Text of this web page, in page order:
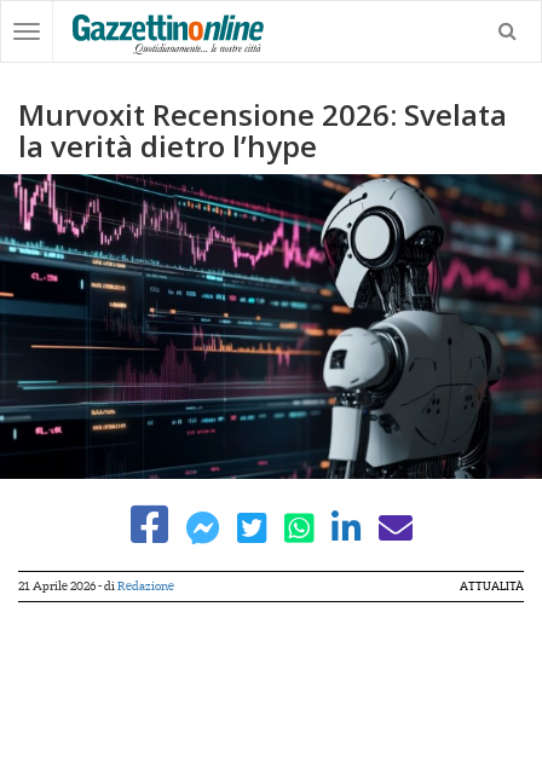
Murvoxit Recensione 2026: Svelata
la verità dietro l’hype
21 Aprile 2026- di Redazione ATTUALITÀ